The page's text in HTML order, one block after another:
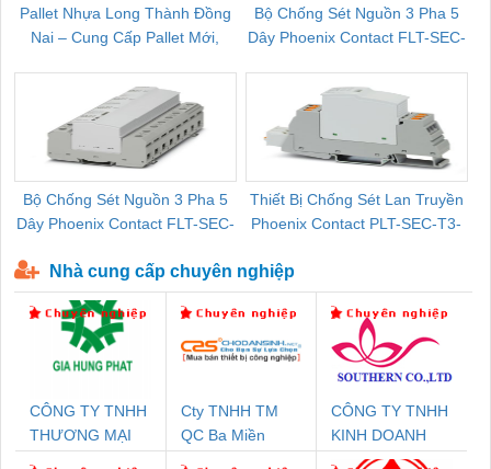
Pallet Nhựa Long Thành Đồng
Nai – Cung Cấp Pallet Mới,
Bộ Chống Sét Nguồn 3 Pha 5
Dây Phoenix Contact FLT-SEC-
Bộ Chống Sét Nguồn 3 Pha 5
Dây Phoenix Contact FLT-SEC-
Thiết Bị Chống Sét Lan Truyền
Phoenix Contact PLT-SEC-T3-
Nhà cung cấp chuyên nghiệp
CÔNG TY TNHH
THƯƠNG MẠI
Cty TNHH TM
QC Ba Miền
CÔNG TY TNHH
KINH DOANH
DỊCH VỤ XNK